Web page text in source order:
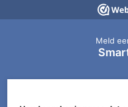
Meld